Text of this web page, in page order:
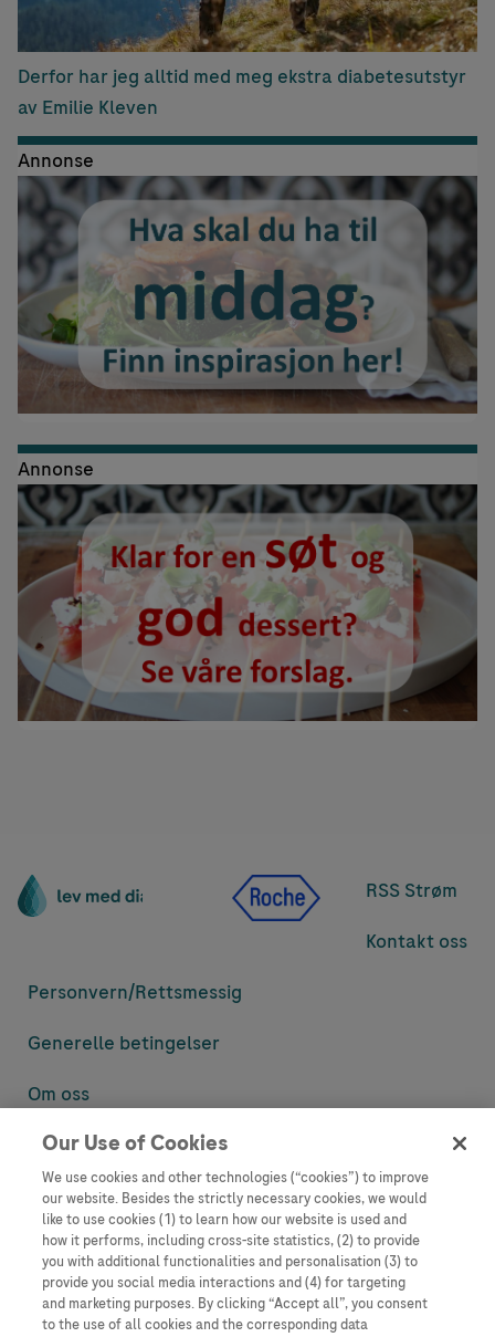
Derfor har jeg alltid med meg ekstra diabetesutstyr
av Emilie Kleven
Annonse
Annonse
RSS Strøm
Kontakt oss
Personvern/Rettsmessig
Generelle betingelser
Om oss
Denne nettsiden inneholder informasjon som er målsatt til en stor
informasjon som ellers ikke er tilgjengelig eller gyldig i ditt land.
Vennligst vær oppmerksom på at vi ikke tar noe ansvar for tilgang til
informasjon som muligens ikke er i samsvar med noen gyldig juridisk
prosess, regulering, registrering eller bruk i bostedslandet ditt.
Roche har ikke alltid mulighet til å kvalitetssikre andres innlegg, men
vil fjerne villedende eller upassende innlegg så langt det lar seg gjøre.
Vi har ikke ansvar for innhold på eksterne nettsider som det lenkes til.
Our Use of Cookies
We use cookies and other technologies (“cookies”) to improve
our website. Besides the strictly necessary cookies, we would
like to use cookies (1) to learn how our website is used and
how it performs, including cross-site statistics, (2) to provide
you with additional functionalities and personalisation (3) to
provide you social media interactions and (4) for targeting
and marketing purposes. By clicking “Accept all”, you consent
to the use of all cookies and the corresponding data